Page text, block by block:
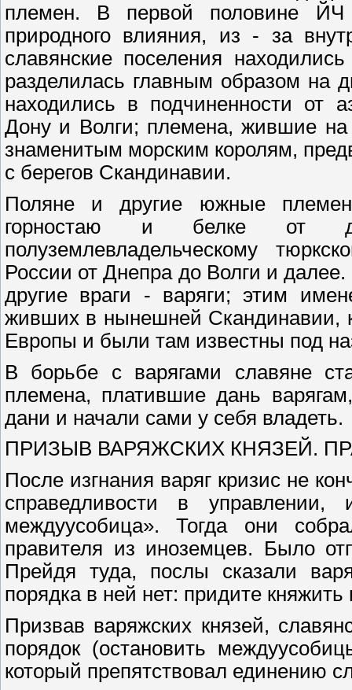
племен. В первой половине ЙЧ
природного влияния, из - за
славянские поселения
разделилась главным образом на
находились в подчиненности от
Дону и Волги; племена, жившие
знаменитым морским королям,
с берегов Скандинавии.
Поляне и другие южные
горностаю и белке от
полуземлевладельческому
России от Днепра до Волги и
другие враги - варяги; этим
живших в нынешней Скандинавии,
Европы и были там известны под
В борьбе с варягами славяне
племена, платившие дань
дани и начали сами у себя владеть.
ПРИЗЫВ ВАРЯЖСКИХ КНЯЗЕЙ.
После изгнания варяг кризис не
справедливости в
междуусобица». Тогда они
правителя из иноземцев. Было
Прейдя туда, послы сказали
порядка в ней нет: придите
Призвав варяжских князей,
порядок (остановить
который препятствовал единению